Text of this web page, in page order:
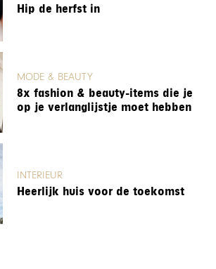
Hip de herfst in
MODE & BEAUTY
8x fashion & beauty-items die je
op je verlanglijstje moet hebben
INTERIEUR
Heerlijk huis voor de toekomst